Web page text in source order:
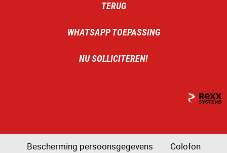
TERUG
WHATSAPP TOEPASSING
NU SOLLICITEREN!
Bescherming persoonsgegevens Colofon